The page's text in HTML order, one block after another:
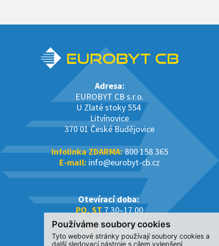
Používáme soubory cookies
Tyto webové stránky používají soubory cookies a
další sledovací nástroje s cílem vylepšení
Adresa:
EUROBYT CB s.r.o.
U Zlaté stoky 554
Litvínovice
370 01 České Budějovice
Infolinka ZDARMA:800 158 365
E-mail: info@eurobyt-cb.cz
Otevírací doba:
PO, ST7.30–17.00
ÚT, ČT7.30–16.00
PÁ 7.30–14.00